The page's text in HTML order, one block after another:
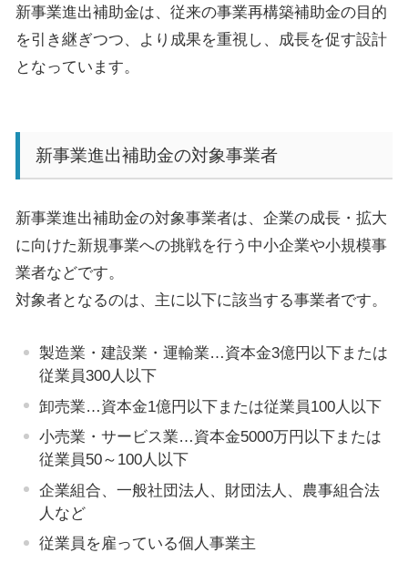
新事業進出補助金は、従来の事業再構築補助金の目的
を引き継ぎつつ、より成果を重視し、成長を促す設計
となっています。
新事業進出補助金の対象事業者
新事業進出補助金の対象事業者は、企業の成長・拡大
に向けた新規事業への挑戦を行う中小企業や小規模事
業者などです。
対象者となるのは、主に以下に該当する事業者です。
製造業・建設業・運輸業…資本金3億円以下または
従業員300人以下
卸売業…資本金1億円以下または従業員100人以下
小売業・サービス業…資本金5000万円以下または
従業員50～ 100人以下
企業組合、一般社団法人、財団法人、農事組合法
人など
従業員を雇っている個人事業主